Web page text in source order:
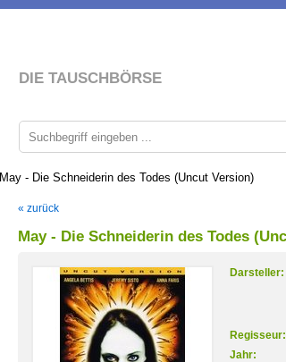
DIE TAUSCHBÖRSE
May - Die Schneiderin des Todes (Uncut Version)
« zurück
May - Die Schneiderin des Todes
Darsteller:
Regisseur:
Jahr: